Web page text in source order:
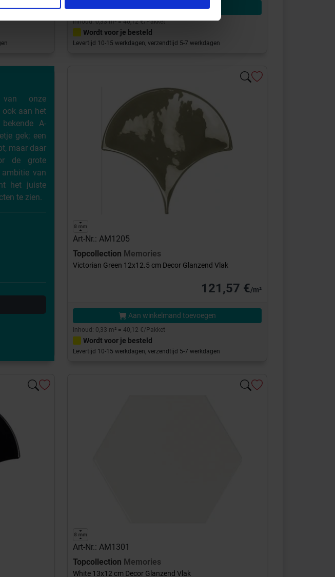
Aan winkelmand toevoegen
Inhoud: 0,33 m² = 40,12 €/Pakket
Wordt voor je besteld
Levertijd 10-15 werkdagen, verzendtijd 5-7 werkdagen
onze
ook aan het
A-
gek; een
maar daar
de grote
van
het juiste
te zien.
Art-Nr.: AM1205
Topcollection Memories
Victorian Green 12x12.5 cm Decor Glanzend Vlak
121,57 €/m²
Aan winkelmand toevoegen
Inhoud: 0,33 m² = 40,12 €/Pakket
Wordt voor je besteld
Levertijd 10-15 werkdagen, verzendtijd 5-7 werkdagen
Art-Nr.: AM1301
Topcollection Memories
White 13x12 cm Decor Glanzend Vlak